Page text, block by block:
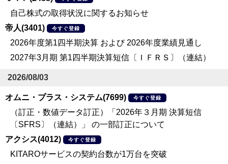
自己株式の取得状況に関するお知らせ
帝人(3401)
今すぐ登録
2026年度第1四半期決算 および 2026年度業績見通し
2027年3月期 第1四半期決算短信〔ＩＦＲＳ〕（連結）
2026/08/03
オムニ・プラス・システム(7699) 今すぐ登録
（訂正・数値データ訂正）「2026年３月期 決算短信
〔SFRS〕（連結）」 の一部訂正について
アクシス(4012)
今すぐ登録
KITAROサービスの契約台数が1万台を突破